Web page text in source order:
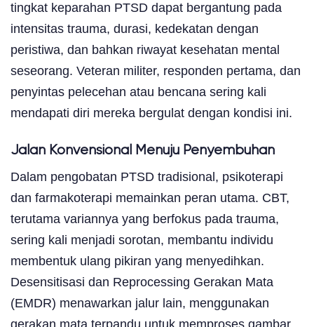
tingkat keparahan PTSD dapat bergantung pada
intensitas trauma, durasi, kedekatan dengan
peristiwa, dan bahkan riwayat kesehatan mental
seseorang. Veteran militer, responden pertama, dan
penyintas pelecehan atau bencana sering kali
mendapati diri mereka bergulat dengan kondisi ini.
Jalan Konvensional Menuju Penyembuhan
Dalam pengobatan PTSD tradisional, psikoterapi
dan farmakoterapi memainkan peran utama. CBT,
terutama variannya yang berfokus pada trauma,
sering kali menjadi sorotan, membantu individu
membentuk ulang pikiran yang menyedihkan.
Desensitisasi dan Reprocessing Gerakan Mata
(EMDR) menawarkan jalur lain, menggunakan